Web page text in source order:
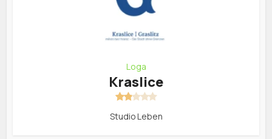
Loga
Kraslice
Studio Leben